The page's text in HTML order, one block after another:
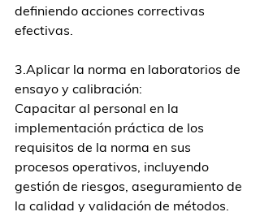
definiendo acciones correctivas
efectivas.
3.Aplicar la norma en laboratorios de
ensayo y calibración:
Capacitar al personal en la
implementación práctica de los
requisitos de la norma en sus
procesos operativos, incluyendo
gestión de riesgos, aseguramiento de
la calidad y validación de métodos.